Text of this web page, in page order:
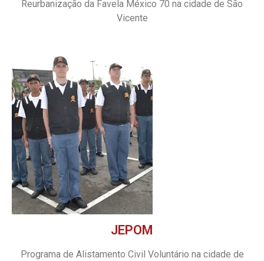
Reurbanização da Favela México 70 na cidade de São
Vicente
JEPOM
Programa de Alistamento Civil Voluntário na cidade de